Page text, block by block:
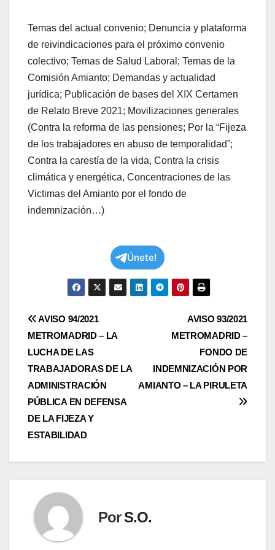
Temas del actual convenio; Denuncia y plataforma
de reivindicaciones para el próximo convenio
colectivo; Temas de Salud Laboral; Temas de la
Comisión Amianto; Demandas y actualidad
jurídica; Publicación de bases del XIX Certamen
de Relato Breve 2021; Movilizaciones generales
(Contra la reforma de las pensiones; Por la “Fijeza
de los trabajadores en abuso de temporalidad”;
Contra la carestía de la vida, Contra la crisis
climática y energética, Concentraciones de las
Victimas del Amianto por el fondo de
indemnización…)
Únete!
Navegación
de
entradas
AVISO 93/2021
METROMADRID –
FONDO DE
INDEMNIZACIÓN POR
AMIANTO – LA PIRULETA
AVISO 94/2021
METROMADRID – LA
LUCHA DE LAS
TRABAJADORAS DE LA
ADMINISTRACIÓN
PÚBLICA EN DEFENSA
DE LA FIJEZA Y
ESTABILIDAD
PorS.O.